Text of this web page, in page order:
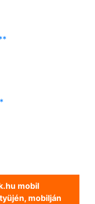
mobil
mobilján